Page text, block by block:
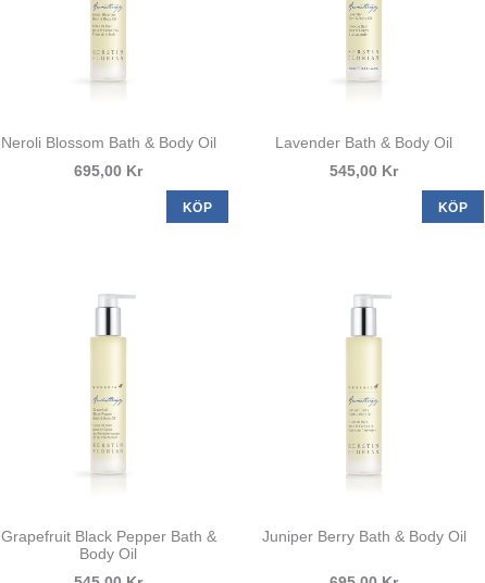
Neroli Blossom Bath & Body Oil
695,00 Kr
KÖP
Lavender Bath & Body Oil
545,00 Kr
KÖP
Grapefruit Black Pepper Bath &
Body Oil
Juniper Berry Bath & Body Oil